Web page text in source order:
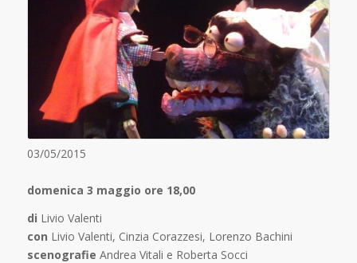
03/05/2015
domenica 3 maggio ore 18,00
di Livio Valenti
con Livio Valenti, Cinzia Corazzesi, Lorenzo Bachini
scenografie Andrea Vitali e Roberta Socci